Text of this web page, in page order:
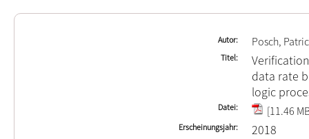
Autor Posch,
Titel
data rate
logic
Datei [11.46
Erscheinungsjahr 2018